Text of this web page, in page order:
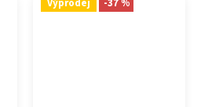
Výprodej -37 %